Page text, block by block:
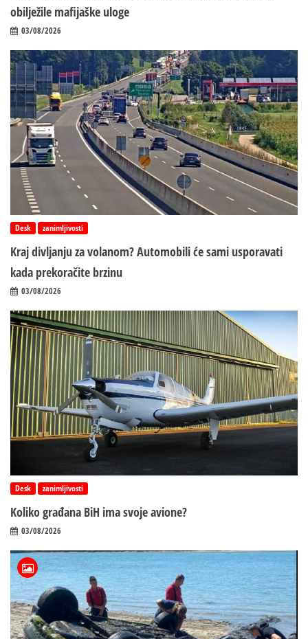
obilježile mafijaške uloge
03/08/2026
Desk zanimljivosti
Kraj divljanju za volanom? Automobili će sami usporavati
kada prekoračite brzinu
03/08/2026
Desk zanimljivosti
Koliko građana BiH ima svoje avione?
03/08/2026